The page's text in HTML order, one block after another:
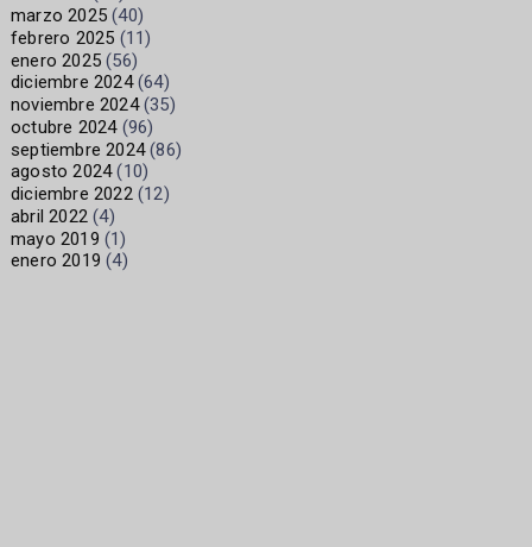
marzo 2025 (40)
febrero 2025 (11)
enero 2025 (56)
diciembre 2024(64)
noviembre 2024(35)
octubre 2024(96)
septiembre 2024(86)
agosto 2024(10)
diciembre 2022(12)
abril 2022 (4)
mayo 2019 (1)
enero 2019 (4)